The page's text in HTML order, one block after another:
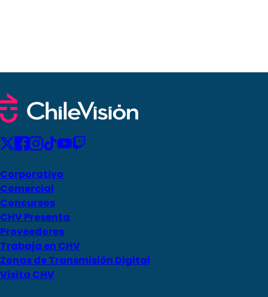
Corporativo
Comercial
Concursos
CHV Presenta
Proveedores
Trabaja en CHV
Zonas de Transmisión Digital
Visita CHV